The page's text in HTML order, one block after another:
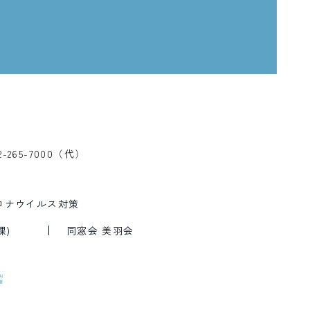
265-7000（代）
ナウイルス対策
)
同窓会 美羽会